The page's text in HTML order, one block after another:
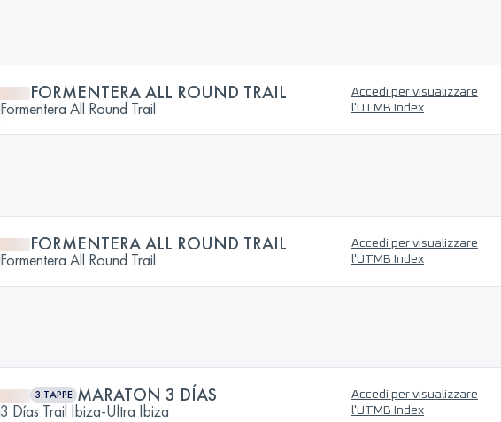
FORMENTERA ALL ROUND TRAIL
Formentera All Round Trail
Accedi per visualizzare
l'UTMB Index
FORMENTERA ALL ROUND TRAIL
Formentera All Round Trail
Accedi per visualizzare
l'UTMB Index
3 TAPPE MARATON 3 DÍAS
3 Días Trail Ibiza-Ultra Ibiza
Accedi per visualizzare
l'UTMB Index